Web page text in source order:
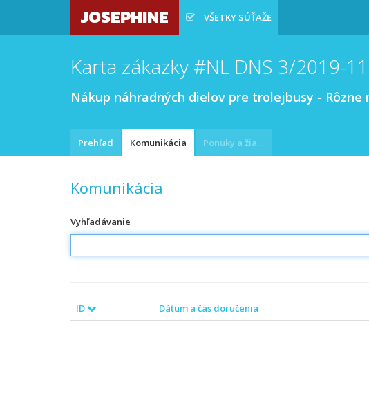
JOSEPHINE VŠETKY SÚŤAŽE
Karta zákazky #NL DNS 3/2019-11
Nákup náhradných dielov pre trolejbusy -
Prehľad Komunikácia Ponuky a žiadosti
Komunikácia
Vyhľadávanie
ID Dátum a čas doručenia